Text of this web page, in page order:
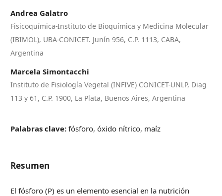
Andrea Galatro
Fisicoquímica-Instituto de Bioquímica y Medicina Molecular
(IBIMOL), UBA-CONICET. Junín 956, C.P. 1113, CABA,
Argentina
Marcela Simontacchi
Instituto de Fisiología Vegetal (INFIVE) CONICET-UNLP, Diag
113 y 61, C.P. 1900, La Plata, Buenos Aires, Argentina
Palabras clave:fósforo, óxido nítrico, maíz
Resumen
El fósforo (P) es un elemento esencial en la nutrición